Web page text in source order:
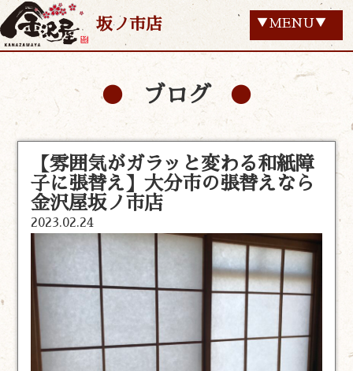
坂ノ市店 ▼MENU▼
ブログ
【雰囲気がガラッと変わる和紙障
子に張替え】大分市の張替えなら
金沢屋坂ノ市店
2023.02.24